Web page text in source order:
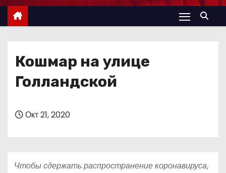
ж
Кошмар на улице
Голландской
Окт 21, 2020
Чтобы сдержать распространение коронавируса,